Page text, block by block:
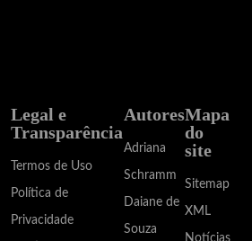
Legal e
Transparência
Termos de Uso
Política de
Privacidade
Autores
Adriana
Schramm
Daiane de
Souza
Mapa
do
site
Sitemap
XML
Notícias